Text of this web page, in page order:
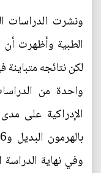
ونشرت الدراسات
الطبية وأظهرت أن
لكن نتائجه متباينة
واحدة من
وفي نهاية